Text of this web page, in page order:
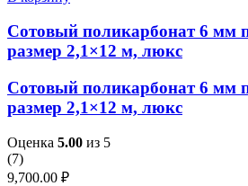
Сотовый поликарбонат 6 мм
размер 2,1×12 м, люкс
Сотовый поликарбонат 6 мм
размер 2,1×12 м, люкс
Оценка 5.00 из 5
(7)
9,700.00 ₽